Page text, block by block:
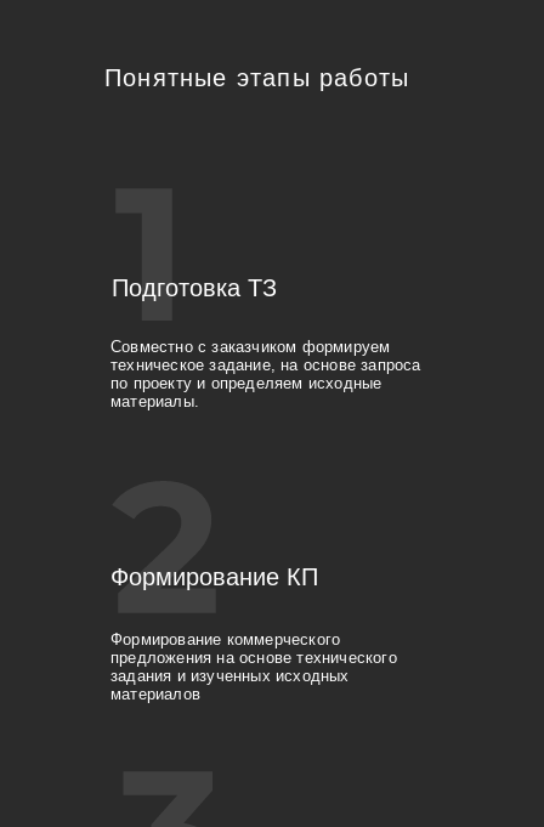
Понятные этапы работы
Формирование коммерческого
предложения на основе технического
задания и изученных исходных
материалов
Формирование КП
Подготовка ТЗ
Совместно с заказчиком формируем
техническое задание, на основе запроса
по проекту и определяем исходные
материалы.